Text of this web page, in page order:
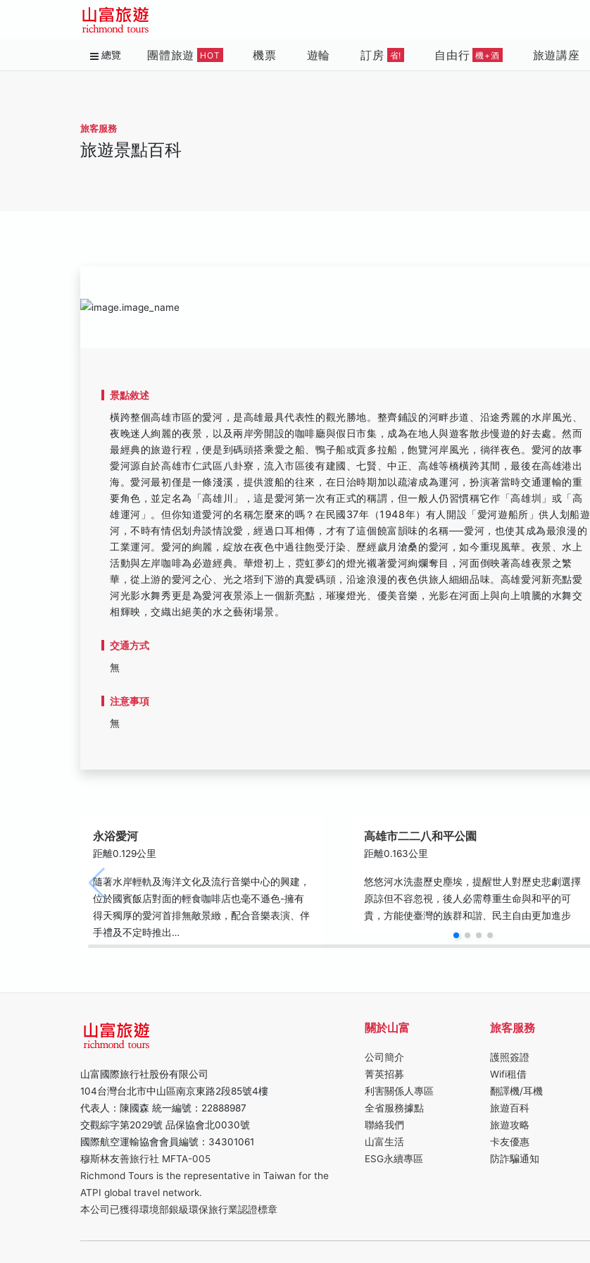
總覽 團體旅遊 HOT 機票 遊輪 訂房 省! 自由行 機+酒 旅遊講座
旅客服務
旅遊景點百科
景點敘述
橫跨整個高雄市區的愛河，是高雄最具代表性的觀光勝地。整齊鋪設的河畔步道、沿途秀麗的水岸風光、
夜晚迷人絢麗的夜景，以及兩岸旁開設的咖啡廳與假日市集，成為在地人與遊客散步慢遊的好去處。然而
最經典的旅遊行程，便是到碼頭搭乘愛之船、鴨子船或貢多拉船，飽覽河岸風光，徜徉夜色。愛河的故事
愛河源自於高雄市仁武區八卦寮，流入市區後有建國、七賢、中正、高雄等橋橫跨其間，最後在高雄港出
海。愛河最初僅是一條淺溪，提供渡船的往來，在日治時期加以疏濬成為運河，扮演著當時交通運輸的重
要角色，並定名為「高雄川」，這是愛河第一次有正式的稱謂，但一般人仍習慣稱它作「高雄圳」或「高
雄運河」。但你知道愛河的名稱怎麼來的嗎？在民國37年（1948年）有人開設「愛河遊船所」供人划船遊
河，不時有情侶划舟談情說愛，經過口耳相傳，才有了這個饒富韻味的名稱──愛河，也使其成為最浪漫的
工業運河。愛河的絢麗，綻放在夜色中過往飽受汙染、歷經歲月滄桑的愛河，如今重現風華。夜景、水上
活動與左岸咖啡為必遊經典。華燈初上，霓虹夢幻的燈光襯著愛河絢爛奪目，河面倒映著高雄夜景之繁
華，從上游的愛河之心、光之塔到下游的真愛碼頭，沿途浪漫的夜色供旅人細細品味。高雄愛河新亮點愛
河光影水舞秀更是為愛河夜景添上一個新亮點，璀璨燈光、優美音樂，光影在河面上與向上噴騰的水舞交
相輝映，交織出絕美的水之藝術場景。
交通方式
無
注意事項
無
永浴愛河
距離0.129公里
隨著水岸輕軌及海洋文化及流行音樂中心的興建，
位於國賓飯店對面的輕食咖啡店也毫不遜色-擁有
得天獨厚的愛河首排無敵景緻，配合音樂表演、伴
手禮及不定時推出…
高雄市二二八和平公園
距離0.163公里
悠悠河水洗盡歷史塵埃，提醒世人對歷史悲劇選擇
原諒但不容忽視，後人必需尊重生命與和平的可
貴，方能使臺灣的族群和諧、民主自由更加進步
山富國際旅行社股份有限公司
104台灣台北市中山區南京東路2段85號4樓
代表人：陳國森 統一編號：22888987
交觀綜字第2029號 品保協會北0030號
國際航空運輸協會會員編號：34301061
穆斯林友善旅行社 MFTA-005
Richmond Tours is the representative in Taiwan for the
ATPI global travel network.
本公司已獲得環境部銀級環保旅行業認證標章
關於山富
公司簡介
菁英招募
利害關係人專區
全省服務據點
聯絡我們
山富生活
ESG永續專區
旅客服務
護照簽證
Wifi租借
翻譯機/耳機
旅遊百科
旅遊攻略
卡友優惠
防詐騙通知